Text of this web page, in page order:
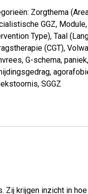
Zorgthema
GGZ, Module,
Type), Taal
(CGT),
, G-schema, paniek,
,
, SGGZ
Zij krijgen inzicht in